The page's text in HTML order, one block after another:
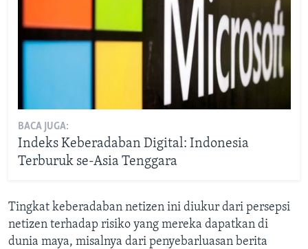
BACA JUGA:
Indeks Keberadaban Digital: Indonesia
Terburuk se-Asia Tenggara
Tingkat keberadaban netizen ini diukur dari persepsi
netizen terhadap risiko yang mereka dapatkan di
dunia maya, misalnya dari penyebarluasan berita